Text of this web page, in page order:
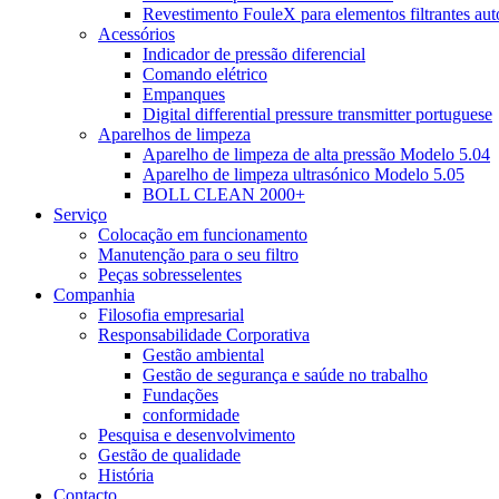
Revestimento FouleX para elementos filtrantes
Acessórios
Indicador de pressão diferencial
Comando elétrico
Empanques
Digital differential pressure transmitter portuguese
Aparelhos de limpeza
Aparelho de limpeza de alta pressão Modelo 5.04
Aparelho de limpeza ultrasónico Modelo 5.05
BOLL CLEAN 2000+
Serviço
Colocação em funcionamento
Manutenção para o seu filtro
Peças sobresselentes
Companhia
Filosofia empresarial
Responsabilidade Corporativa
Gestão ambiental
Gestão de segurança e saúde no trabalho
Fundações
conformidade
Pesquisa e desenvolvimento
Gestão de qualidade
História